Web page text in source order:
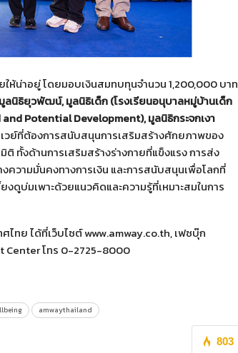
ห้น่าอยู่ โดยมอบเงินสมทบทุนจำนวน 1,200,000 บาท
นิธิยุวพัฒน์, มูลนิธิเด็ก (โรงเรียนอนุบาลหมู่บ้านเด็ก
Potential Development), มูลนิธิกระจกเงา
วย์ที่ต้องการสนับสนุนการเสริมสร้างศักยภาพของ
ทั้งด้านการเสริมสร้างร่างกายที่แข็งแรง การส่ง
วามมั่นคงทางการเงิน และการสนับสนุนเพื่อโลกที่
บ่มเพาะด้วยแนวคิดและความรู้ที่เหมาะสมในการ
ไทย ได้ที่เว็บไซต์ www.amway.co.th, เฟซบุ๊ก
Center โทร 0-2725-8000
amwaythailand
803